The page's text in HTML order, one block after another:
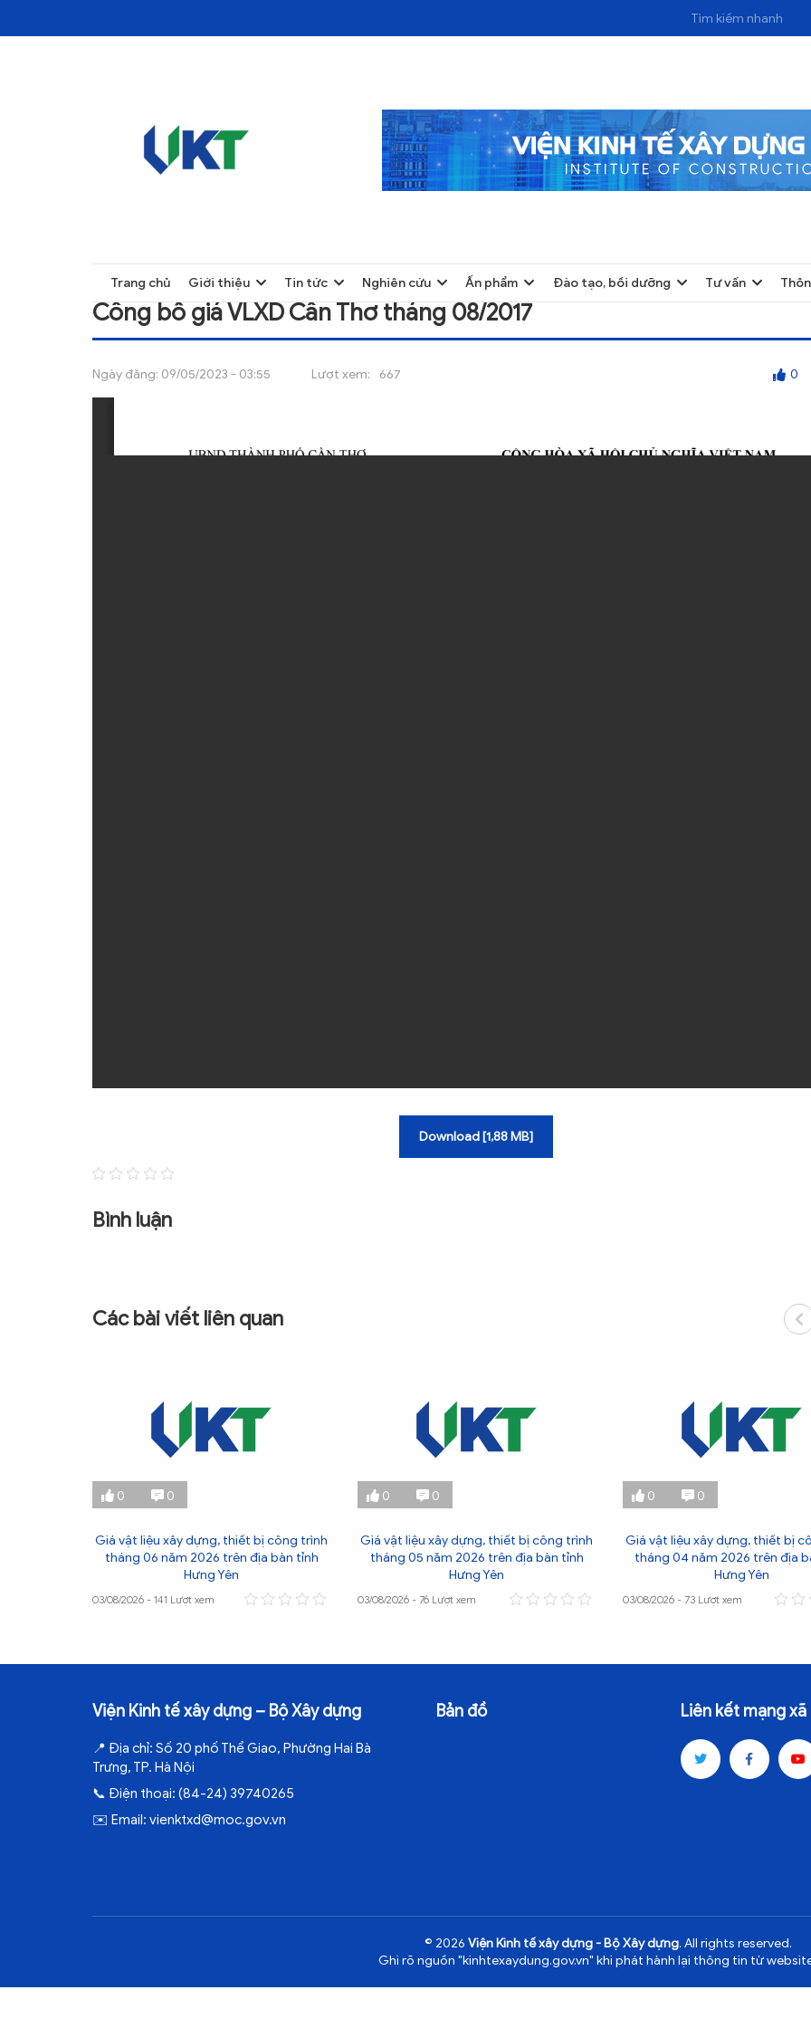
NGHIÊN CỨU
Trang chủ Giới thiệu Tin tức Nghiên cứu Ấn phẩm Đào tạo, bồi dưỡng Tư vấn
Công bố giá VLXD Cân Thơ tháng 08/2017
Ngày đăng: 09/05/2023 - 03:55 Lượt xem: 667 0
Download [1,88 MB]
Bình luận
Các bài viết liên quan
0 0
Giá vật liệu xây dựng, thiết bị công trình
tháng 06 năm 2026 trên địa bàn tỉnh
Hưng Yên
03/08/2026 - 141 Lượt xem
0 0
Giá vật liệu xây dựng, thiết bị công trình
tháng 05 năm 2026 trên địa bàn tỉnh
Hưng Yên
03/08/2026 - 76 Lượt xem
0 0
Giá vật liệu xây dựng, thiết bị
tháng 04 năm 2026 trên địa
Hưng Yên
03/08/2026 - 73 Lượt xem
Viện Kinh tế xây dựng – Bộ Xây dựng
📍 Địa chỉ: Số 20 phố Thể Giao, Phường Hai Bà
Trưng, TP. Hà Nội
📞 Điện thoại: (84-24) 39740265
✉️ Email: vienktxd@moc.gov.vn
Bản đồ Liên kết mạng xã
© 2026 Viện Kinh tế xây dựng - Bộ Xây dựng. All rights reserved.
Ghi rõ nguồn "kinhtexaydung.gov.vn" khi phát hành lại thông tin từ